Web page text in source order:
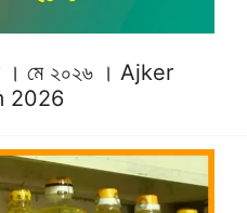
। মে ২০২৬ । Ajker
2026